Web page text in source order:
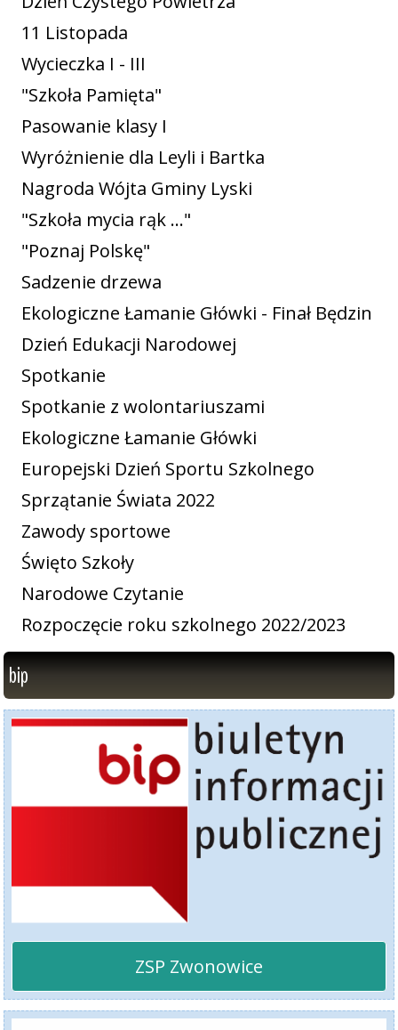
11 Listopada
Wycieczka I - III
"Szkoła Pamięta"
Pasowanie klasy I
Wyróżnienie dla Leyli i Bartka
Nagroda Wójta Gminy Lyski
"Szkoła mycia rąk ..."
"Poznaj Polskę"
Sadzenie drzewa
Ekologiczne Łamanie Główki - Finał Będzin
Dzień Edukacji Narodowej
Spotkanie
Spotkanie z wolontariuszami
Ekologiczne Łamanie Główki
Europejski Dzień Sportu Szkolnego
Sprzątanie Świata 2022
Zawody sportowe
Święto Szkoły
Narodowe Czytanie
Rozpoczęcie roku szkolnego 2022/2023
bip
ZSP Zwonowice